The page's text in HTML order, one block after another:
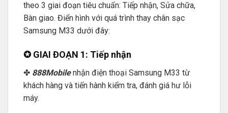
theo 3 giai đoạn tiêu chuẩn: Tiếp nhận, Sửa chữa,
Bàn giao. Điển hình với quá trình thay chân sạc
Samsung M33 dưới đây:
✪ GIAI ĐOẠN 1: Tiếp nhận
✤ 888Mobilenhận điện thoại Samsung M33 từ
khách hàng và tiến hành kiểm tra, đánh giá hư lỗi
máy.